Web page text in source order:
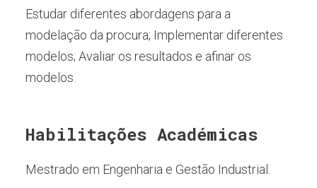
Estudar diferentes abordagens para a
modelação da procura; Implementar diferentes
modelos; Avaliar os resultados e afinar os
modelos.
Habilitações Académicas
Mestrado em Engenharia e Gestão Industrial.